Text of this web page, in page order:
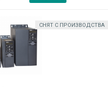
СНЯТ С ПРОИЗВОДСТВА